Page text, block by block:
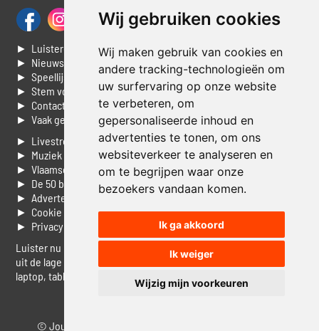
Wij gebruiken cookies
Wij maken gebruik van cookies en
andere tracking-technologieën om
uw surfervaring op onze website
te verbeteren, om
gepersonaliseerde inhoud en
advertenties te tonen, om ons
websiteverkeer te analyseren en
om te begrijpen waar onze
bezoekers vandaan komen.
Ik ga akkoord
Ik weiger
Wijzig mijn voorkeuren
► Luisteren naar Jouwradio
► Nieuws
► Speellijst
► Stem voor de Dag top 3
► Contacteer ons
► Vaak gestelde vragen
► Livestream informatie
► Muziek opzoeken
► Vlaamse 100 Aller tijden
► De 50 beste van...
► Adverteren op Jouwradio
► Cookie voorkeuren wijzigen
► Privacyinformatie
Luister nu naar Jouwradio! De beste Nederlandstalige muziek
uit de lage landen hoor je hier al 20 jaar. In digitale kwaliteit op je
laptop, tablet of smartphone.
© Jouwradio 2006 - 2026 - alle rechten voorbehouden.